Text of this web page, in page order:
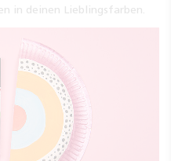
in deinen Lieblingsfarben.